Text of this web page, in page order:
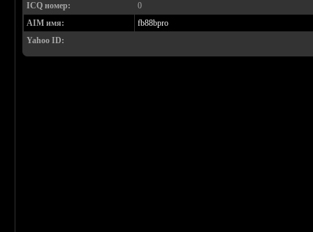
ICQ номер:
0
AIM имя:
fb88bpro
Yahoo ID: